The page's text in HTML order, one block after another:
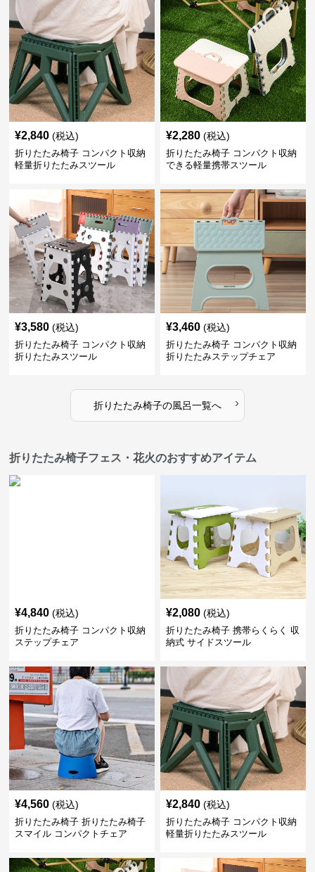
¥2,840 (税込)
折りたたみ椅子 コンパクト収納
軽量折りたたみスツール
¥2,280 (税込)
折りたたみ椅子 コンパクト収納
できる軽量携帯スツール
¥3,580 (税込)
折りたたみ椅子 コンパクト収納
折りたたみスツール
¥3,460 (税込)
折りたたみ椅子 コンパクト収納
折りたたみステップチェア
折りたたみ椅子の風呂一覧へ ›
折りたたみ椅子フェス・花火のおすすめアイテム
¥4,840 (税込)
折りたたみ椅子 コンパクト収納
ステップチェア
¥2,080 (税込)
折りたたみ椅子 携帯らくらく 収
納式 サイドスツール
¥4,560 (税込)
折りたたみ椅子 折りたたみ椅子
スマイル コンパクトチェア
¥2,840 (税込)
折りたたみ椅子 コンパクト収納
軽量折りたたみスツール